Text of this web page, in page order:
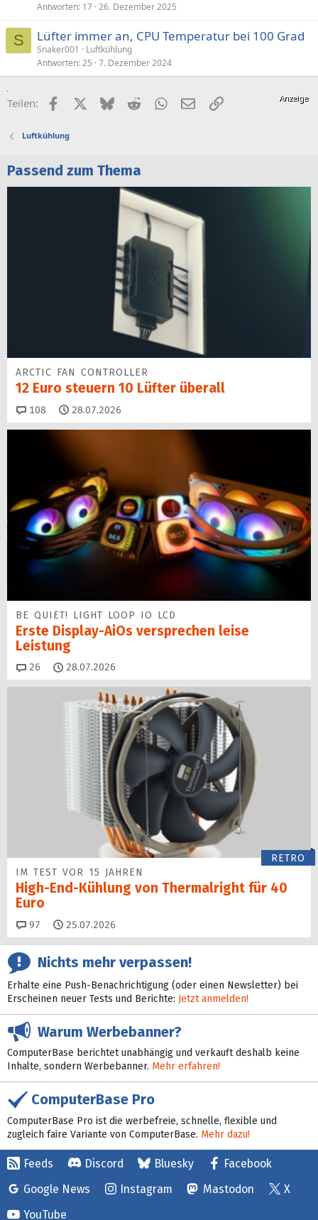
Antworten 17 26. Dezember 2025
S Lüfter immer an, CPU Temperatur bei 100 Grad
Snaker001
Luftkühlung
Antworten 25 7. Dezember 2024
Teilen: FacebookX (Twitter)
BlueskyRedditWhatsApp
E-MailLink
Luftkühlung
Passend zum Thema
ARCTIC FAN CONTROLLER
12 Euro steuern 10 Lüfter überall
108 Kommentare
28.07.2026
BE QUIET! LIGHT LOOP IO LCD
Erste Display-AiOs versprechen leise
Leistung
26 Kommentare
28.07.2026
RETRO
IM TEST VOR 15 JAHREN
High-End-Kühlung von Thermalright für 40
Euro
97 Kommentare
25.07.2026
Nichts mehr verpassen!
Erhalte eine Push-Benachrichtigung (oder einen Newsletter) bei
Erscheinen neuer Tests und Berichte: Jetzt anmelden!
Warum Werbebanner?
ComputerBase berichtet unabhängig und verkauft deshalb keine
Inhalte, sondern Werbebanner. Mehr erfahren!
ComputerBase Pro
ComputerBase Pro ist die werbefreie, schnelle, flexible und
zugleich faire Variante von ComputerBase. Mehr dazu!
Feeds Discord Bluesky
Facebook
Google News
Instagram Mastodon
X
YouTube